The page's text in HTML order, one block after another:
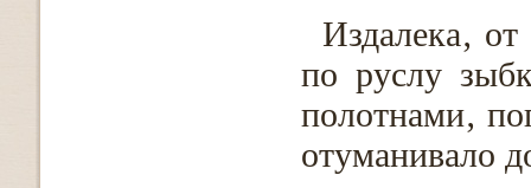
Издалека‚
по руслу
полотнами‚
отуманивало